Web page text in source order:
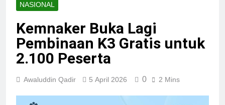
NASIONAL
Kemnaker Buka Lagi
Pembinaan K3 Gratis untuk
2.100 Peserta
Awaluddin Qadir 5 April 2026 0 2 Mins